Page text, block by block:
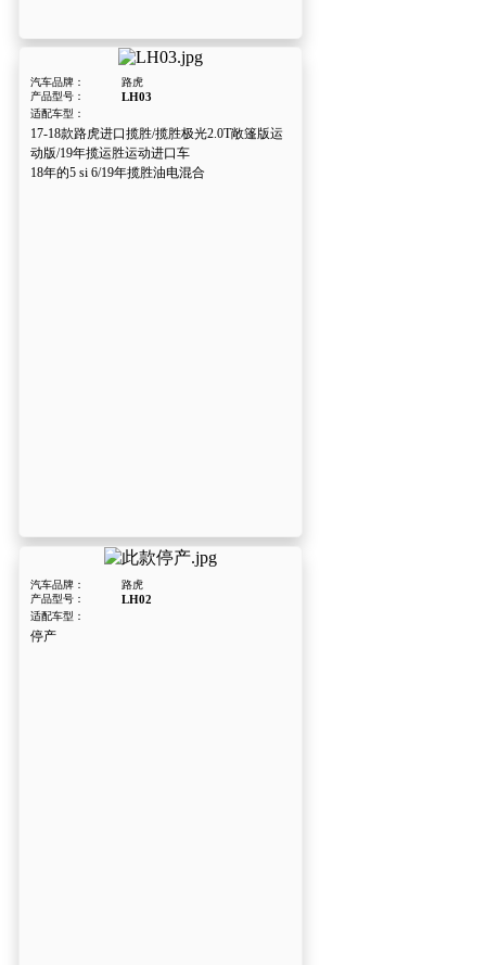
汽车品牌：
路虎
产品型号：
LH03
适配车型：
17-18款路虎进口揽胜/揽胜极光2.0T敞篷版运
动版/19年揽运胜运动进口车
18年的5 si 6/19年揽胜油电混合
汽车品牌：
路虎
产品型号：
LH02
适配车型：
停产